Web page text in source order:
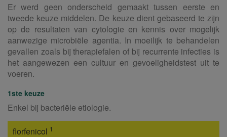
Er werd geen onderscheid gemaakt tussen eerste en
tweede keuze middelen. De keuze dient gebaseerd te zijn
op de resultaten van cytologie en kennis over mogelijk
aanwezige microbiële agentia. In moeilijk te behandelen
gevallen zoals bij therapiefalen of bij recurrente infecties is
het aangewezen een cultuur en gevoeligheidstest uit te
voeren.
1ste keuze
Enkel bij bacteriële etiologie.
florfenicol 1